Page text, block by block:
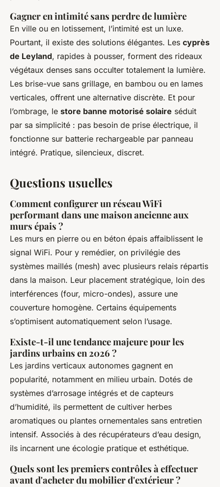
Gagner en intimité sans perdre de lumière
En ville ou en lotissement, l’intimité est un luxe.
Pourtant, il existe des solutions élégantes. Les cyprès
de Leyland, rapides à pousser, forment des rideaux
végétaux denses sans occulter totalement la lumière.
Les brise-vue sans grillage, en bambou ou en lames
verticales, offrent une alternative discrète. Et pour
l’ombrage, le store banne motorisé solaire séduit
par sa simplicité : pas besoin de prise électrique, il
fonctionne sur batterie rechargeable par panneau
intégré. Pratique, silencieux, discret.
Questions usuelles
Comment configurer un réseau WiFi
performant dans une maison ancienne aux
murs épais ?
Les murs en pierre ou en béton épais affaiblissent le
signal WiFi. Pour y remédier, on privilégie des
systèmes maillés (mesh) avec plusieurs relais répartis
dans la maison. Leur placement stratégique, loin des
interférences (four, micro-ondes), assure une
couverture homogène. Certains équipements
s’optimisent automatiquement selon l’usage.
Existe-t-il une tendance majeure pour les
jardins urbains en 2026 ?
Les jardins verticaux autonomes gagnent en
popularité, notamment en milieu urbain. Dotés de
systèmes d’arrosage intégrés et de capteurs
d’humidité, ils permettent de cultiver herbes
aromatiques ou plantes ornementales sans entretien
intensif. Associés à des récupérateurs d’eau design,
ils incarnent une écologie pratique et esthétique.
Quels sont les premiers contrôles à effectuer
avant d'acheter du mobilier d'extérieur ?